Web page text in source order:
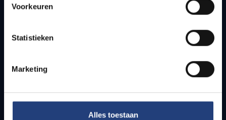
Voorkeuren
Statistieken
Marketing
Alles toestaan
Bereikbaarheid